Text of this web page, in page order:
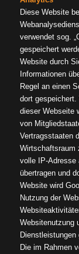
Diese Website
verwendet sog.
gespeichert
Website durch
Informationen
Regel an einen
dort
dieser Webseite
von
Vertragsstaaten
Wirtschaftsraum
volle IP-Adresse
übertragen und
Website wird
Nutzung der
Websitenutzung
Dienstleistungen
Die im Rahmen